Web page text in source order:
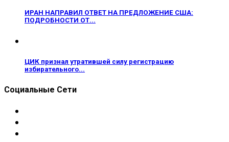
ИРАН НАПРАВИЛ ОТВЕТ НА ПРЕДЛОЖЕНИЕ США:
ПОДРОБНОСТИ ОТ...
ЦИК признал утратившей силу регистрацию
избирательного...
Социальные Сети